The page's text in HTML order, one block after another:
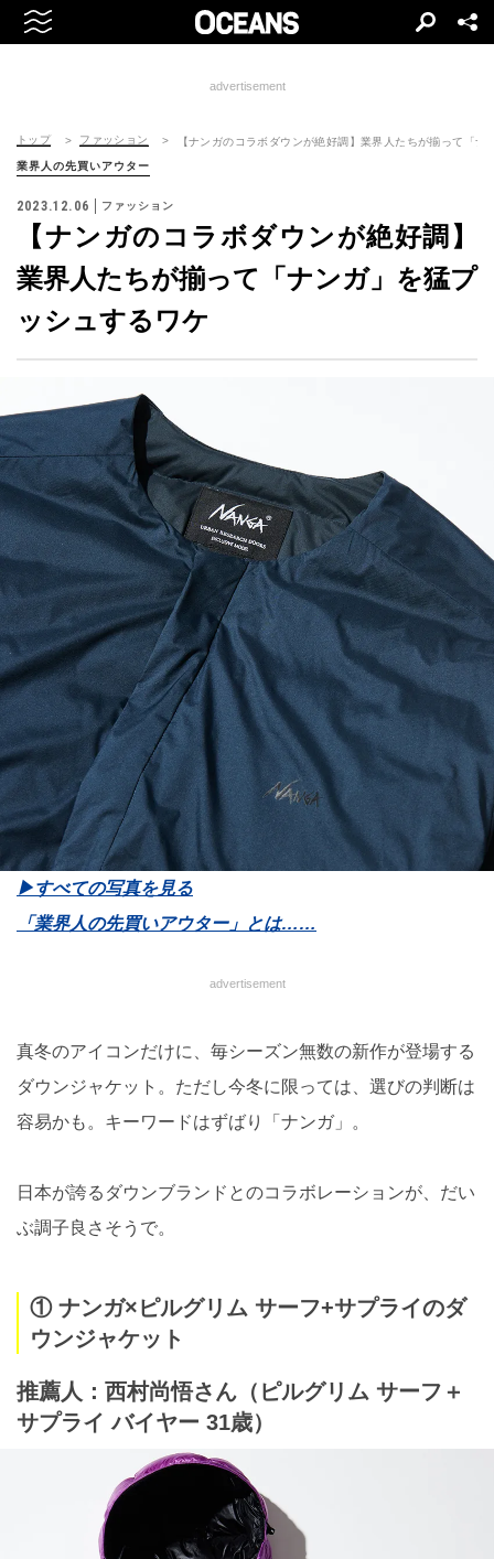
advertisement
トップ ファッション 【ナンガのコラボダウンが絶好調】業界人たちが揃って「ナ
業界人の先買いアウター
2023.12.06 ファッション
【ナンガのコラボダウンが絶好調】
業界人たちが揃って「ナンガ」を猛プ
ッシュするワケ
▶︎すべての写真を見る
「業界人の先買いアウター」とは……
advertisement
真冬のアイコンだけに、毎シーズン無数の新作が登場する
ダウンジャケット。ただし今冬に限っては、選びの判断は
容易かも。キーワードはずばり「ナンガ」。
日本が誇るダウンブランドとのコラボレーションが、だい
ぶ調子良さそうで。
① ナンガ×ピルグリム サーフ+サプライのダ
ウンジャケット
推薦人：西村尚悟さん（ピルグリム サーフ＋
サプライ バイヤー 31歳）